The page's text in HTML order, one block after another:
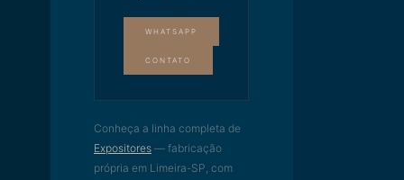
WHATSAPP
CONTATO
Conheça a linha completa de
Expositores — fabricação
própria em Limeira-SP, com